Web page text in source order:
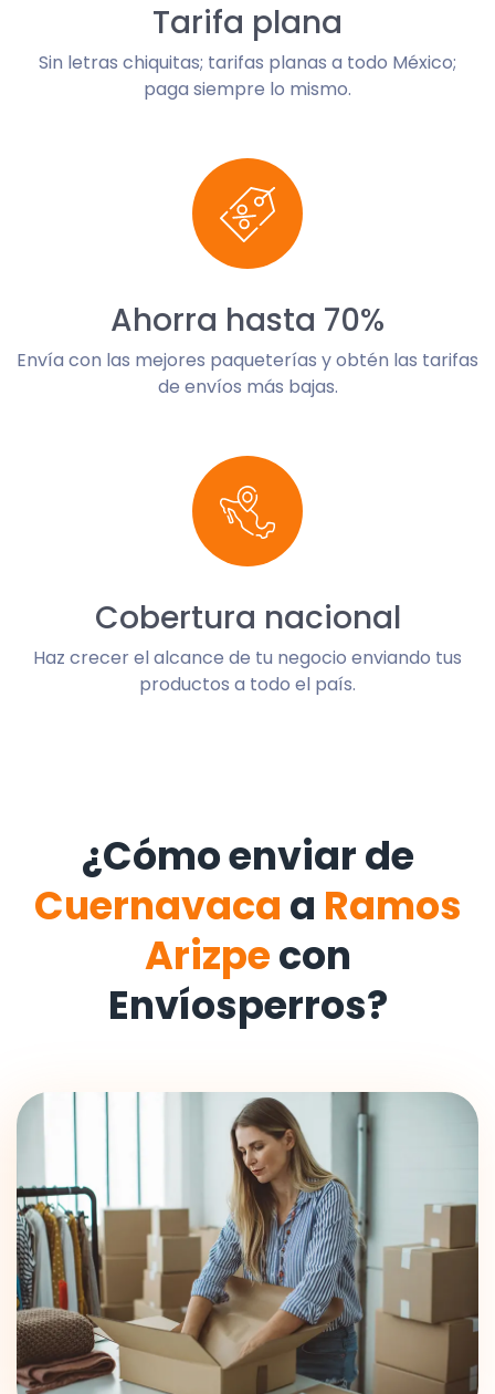
Tarifa plana
Sin letras chiquitas; tarifas planas a todo México;
paga siempre lo mismo.
Ahorra hasta 70%
Envía con las mejores paqueterías y obtén las tarifas
de envíos más bajas.
Cobertura nacional
Haz crecer el alcance de tu negocio enviando tus
productos a todo el país.
¿Cómo enviar de
Cuernavaca a Ramos
Arizpecon
Envíosperros?